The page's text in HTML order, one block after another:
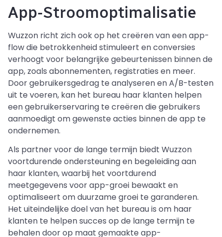
App-Stroomoptimalisatie
Wuzzon richt zich ook op het creëren van een app-
flow die betrokkenheid stimuleert en conversies
verhoogt voor belangrijke gebeurtenissen binnen de
app, zoals abonnementen, registraties en meer.
Door gebruikersgedrag te analyseren en A/B-testen
uit te voeren, kan het bureau haar klanten helpen
een gebruikerservaring te creëren die gebruikers
aanmoedigt om gewenste acties binnen de app te
ondernemen.
Als partner voor de lange termijn biedt Wuzzon
voortdurende ondersteuning en begeleiding aan
haar klanten, waarbij het voortdurend
meetgegevens voor app-groei bewaakt en
optimaliseert om duurzame groei te garanderen.
Het uiteindelijke doel van het bureau is om haar
klanten te helpen succes op de lange termijn te
behalen door op maat gemaakte app-